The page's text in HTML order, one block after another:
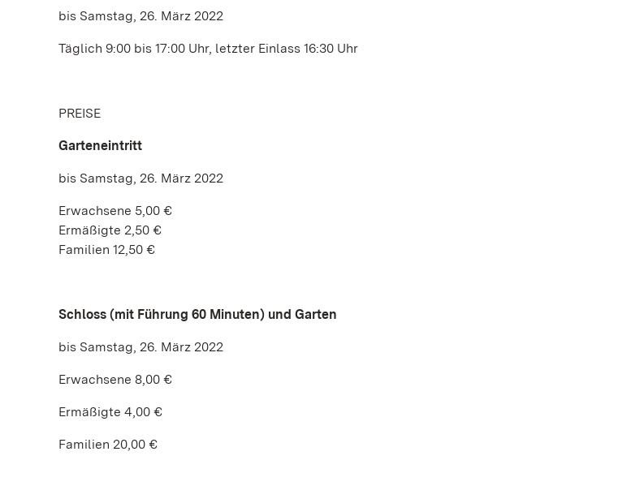
bis Samstag, 26. März 2022
Täglich 9:00 bis 17:00 Uhr, letzter Einlass 16:30 Uhr
PREISE
Garteneintritt
bis Samstag, 26. März 2022
Erwachsene 5,00 €
Ermäßigte 2,50 €
Familien 12,50 €
Schloss (mit Führung 60 Minuten) und Garten
bis Samstag, 26. März 2022
Erwachsene 8,00 €
Ermäßigte 4,00 €
Familien 20,00 €